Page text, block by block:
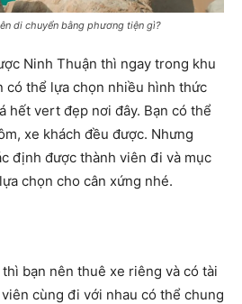
di chuyển bằng phương tiện gì?
Ninh Thuận thì ngay trong khu
có thể lựa chọn nhiều hình thức
hết vert đẹp nơi đây. Bạn có thể
xe khách đều được. Nhưng
định được thành viên đi và mục
chọn cho cân xứng nhé.
bạn nên thuê xe riêng và có tài
cùng đi với nhau có thể chung